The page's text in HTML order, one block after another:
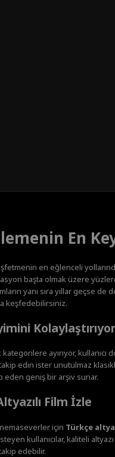
En
en eğlenceli
başta olmak üzere
yanı sıra yıllar geçse
keşfedebilirsiniz.
ayırıyor,
takip edin ister unutulmaz
eden geniş bir arşiv sunar.
Film İzle
için Türkçe
kullanıcılar, kaliteli
edebilir.